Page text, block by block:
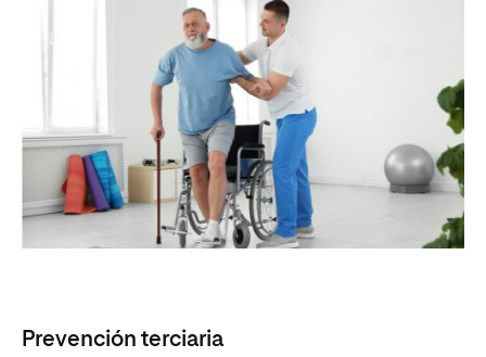
Prevención terciaria